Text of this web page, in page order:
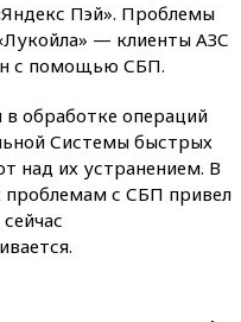
Пэй». Проблемы
— клиенты АЗС
с помощью СБП.
обработке операций
Системы быстрых
над их устранением. В
проблемам с СБП привел